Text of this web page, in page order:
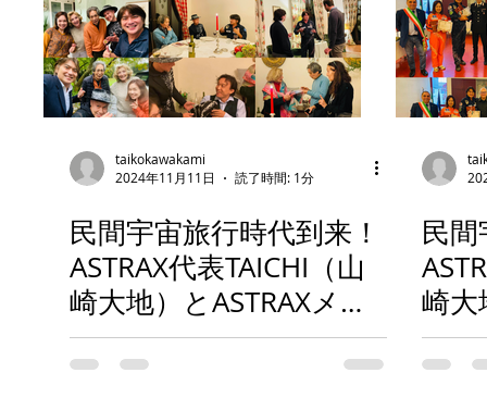
taikokawakami
2024年11月11日
読了時間: 1分
民間宇宙旅行時代到来！
ASTRAX代表TAICHI（山
崎大地）とASTRAXメン
バーがイタリア北部の
カステッレット市在住
民
崎
カ
長を